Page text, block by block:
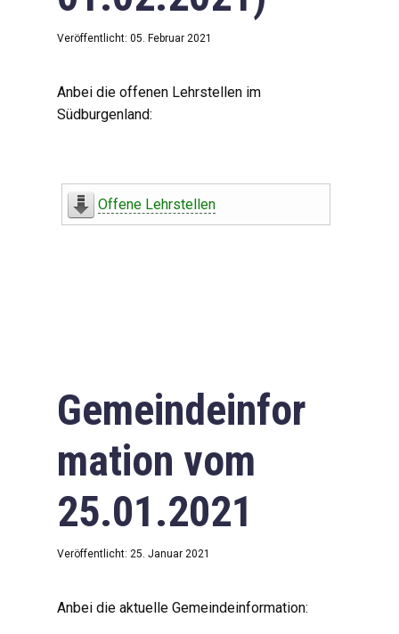
Veröffentlicht: 05. Februar 2021
Anbei die offenen Lehrstellen im
Südburgenland:
Offene Lehrstellen
Gemeindeinfor
mation vom
25.01.2021
Veröffentlicht: 25. Januar 2021
Anbei die aktuelle Gemeindeinformation: